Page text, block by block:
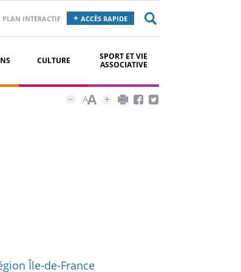
PLAN INTERACTIF ACCÈS RAPIDE
CULTURE
SPORT ET VIE
ASSOCIATIVE
Île-de-France